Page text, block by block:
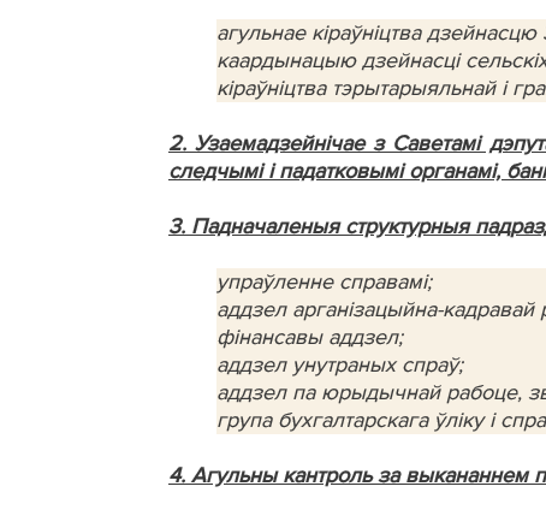
агульнае кіраўніцтва
каардынацыю дзейнасці
кіраўніцтва тэрытарыяльнай і
2. Узаемадзейнічае з Саветамі
следчымі і падатковымі органамі,
3. Падначаленыя структурныя
упраўленне справамі;
аддзел арганізацыйна-кадравай
фінансавы аддзел;
аддзел унутраных спраў;
аддзел па юрыдычнай рабоце,
група бухгалтарскага ўліку і
4. Агульны кантроль за выкананнем